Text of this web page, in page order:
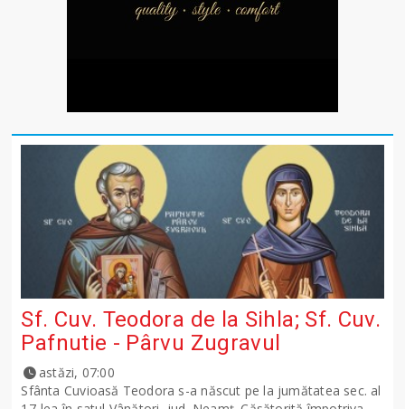
Sf. Cuv. Teodora de la Sihla; Sf. Cuv.
Pafnutie - Pârvu Zugravul
astăzi, 07:00
Sfânta Cuvioasă Teodora s-a născut pe la jumătatea sec. al